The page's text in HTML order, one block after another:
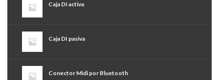
Caja DI activa
Caja DI pasiva
Conector Midi por Bluetooth